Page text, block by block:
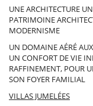
UNE ARCHITECTURE
PATRIMOINE
MODERNISME
UN DOMAINE AÉRÉ
UN CONFORT DE VIE
RAFFINEMENT, POUR
SON FOYER FAMILIAL
VILLAS JUMELÉES